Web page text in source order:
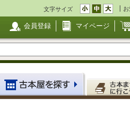
文字サイズ
会員登録 マイページ